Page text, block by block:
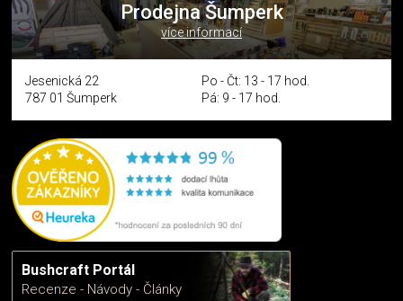
Prodejna Šumperk
více informací
Jesenická 22
787 01 Šumperk
Po - Čt: 13 - 17 hod.
Pá: 9 - 17 hod.
Bushcraft Portál
Recenze - Návody - Články